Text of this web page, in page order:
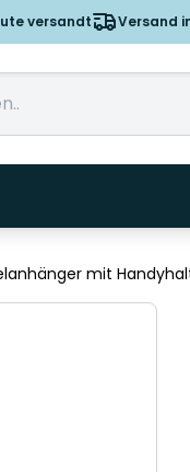
versandt Versand
mit